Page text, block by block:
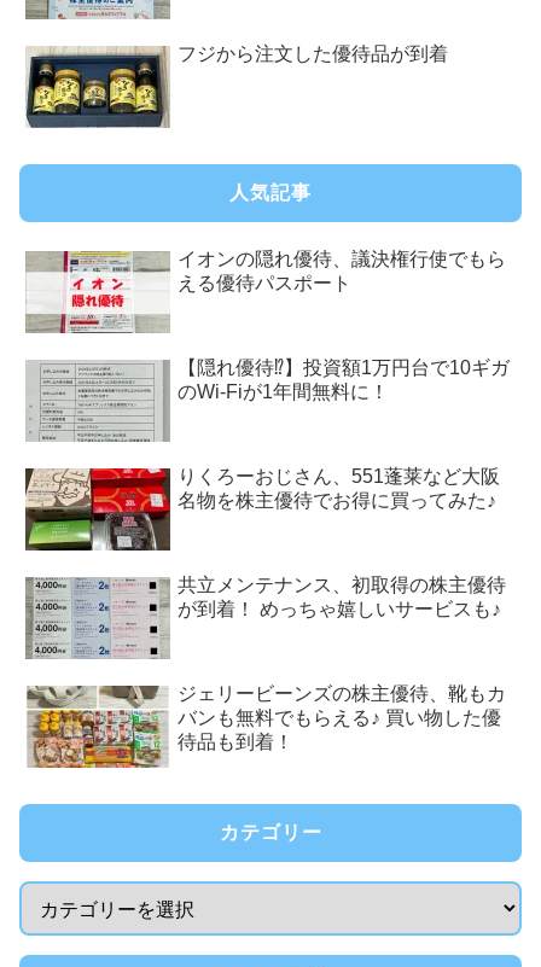
フジから注文した優待品が到着
人気記事
イオンの隠れ優待、議決権行使でもら
える優待パスポート
【隠れ優待⁉︎】投資額1万円台で10ギガ
のWi-Fiが1年間無料に！
りくろーおじさん、551蓬莱など大阪
名物を株主優待でお得に買ってみた♪
共立メンテナンス、初取得の株主優待
が到着！ めっちゃ嬉しいサービスも♪
ジェリービーンズの株主優待、靴もカ
バンも無料でもらえる♪ 買い物した優
待品も到着！
カテゴリー